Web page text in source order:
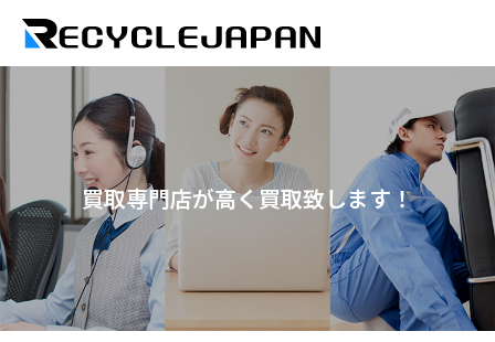
買取専門店が高く買取致します！